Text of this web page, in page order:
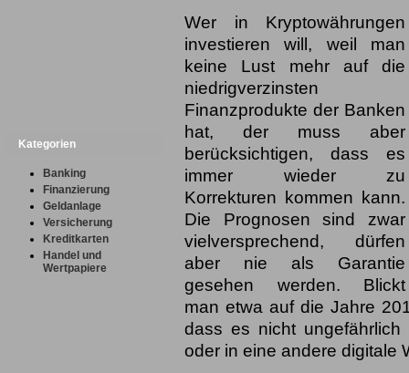
Kategorien
Banking
Finanzierung
Geldanlage
Versicherung
Kreditkarten
Handel und
Wertpapiere
Wer in Kryptowährungen
investieren will, weil man
keine Lust mehr auf die
niedrigverzinsten
Finanzprodukte der Banken
hat, der muss aber
berücksichtigen, dass es
immer wieder zu
Korrekturen kommen kann.
Die Prognosen sind zwar
vielversprechend, dürfen
aber nie als Garantie
gesehen werden. Blickt
man etwa auf die Jahre
dass es nicht
oder in eine andere digitale